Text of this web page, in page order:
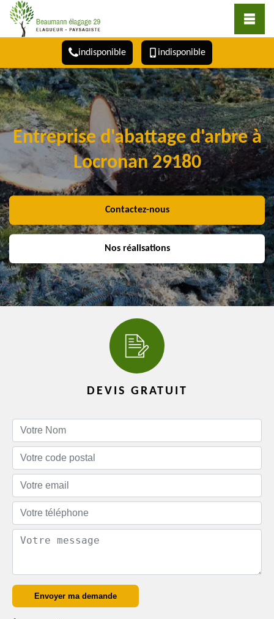
indisponible indisponible
Entreprise d'abattage d'arbre à
Locronan 29180
Contactez-nous
Nos réalisations
DEVIS GRATUIT